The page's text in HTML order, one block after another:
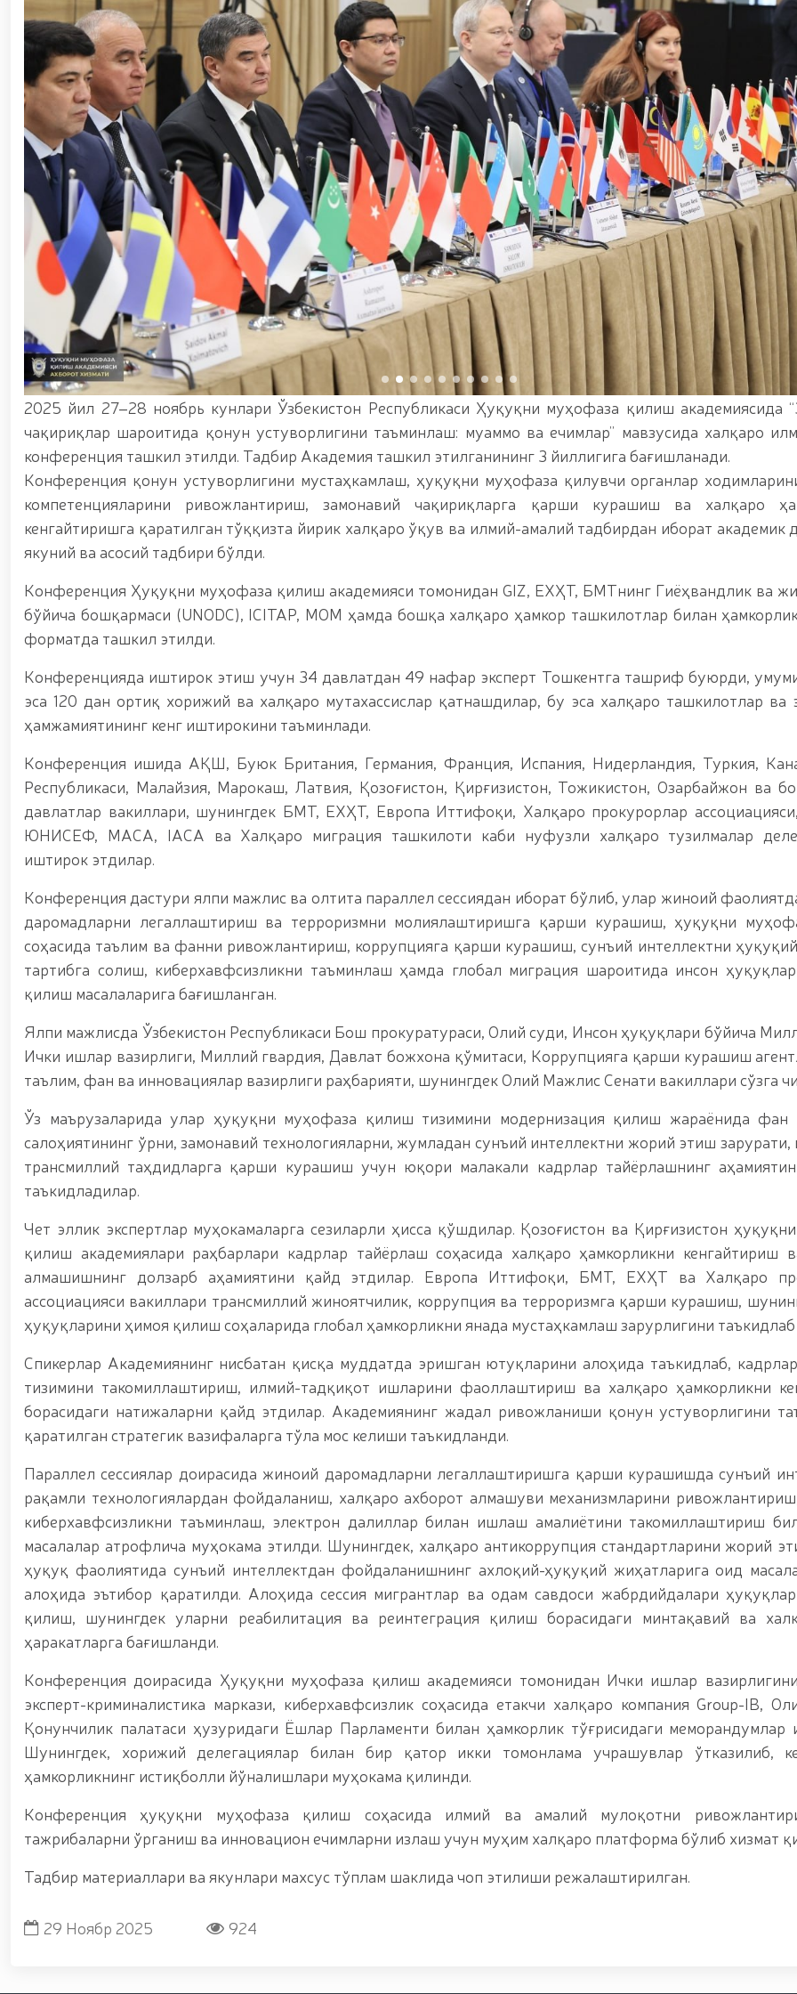
– миллий ғурур ва ватанпарварлик манбаи // Генерал-полковник B.Tashmatov Тошкент
яқиндан танишди. //Миллий гвардия қўмондони, генерал-полковник B.Tashmatov Сирдарё ва
“Ҳарбий таълим тизимида илм-фан ва педагогик технологияларни ривожлантириш
конференцияси ташкил этилди. // Миллий гвардия қўмондони генерал-полковник B.Tashmatov
оширди. // Самарқанд ва Бухоро вилояталарида хавфсиз муҳитни яратиш ва жамоат хавфсизлигини
оширилди. // Ёшлар сиёсатига оид устувор вазифалар доимий эътиборда. // Миллий гвардия
ҳуқуқни муҳофаза қилиш органларининг Қўл жанги федерацияси раиси этиб сайланди. // Миллий
жисмоний ва маънавий тайёргарлигини мустаҳкамлаш ҳамда замон талабларига мос
Тизим фидойилари ҳурмат ва эҳтиром билан нафақага кузатилди. // “Китобхон ҳарбий оилалар”
Ватанпарварлик ойлиги доирасидаги тадбирлар / / Тошкентда қидирувда бўлган шахс қўлга
Қуролли Кучларимиз ташкил этилганининг 34 йиллиги ва 14 январь – Ватан ҳимоячилари куни
ўтказилди / / Миллий гвардия қўмондонининг Ўзбекистон Республикаси Қуролли Кучлари ташкил
муносабати билан байрам табриги / / Ўзбекистон Республикаси Қуролли Кучлари ташкил
куни муносабати билан гвардиячилар хизмат бурчини бажариш чоғида қаҳрамонларча ҳалок
Марказий девони ҳудудида бунёд этилган ёдгорлик мажмуаси пойига гул қўйишиб, уларнинг
Республикаси Президентининг “Ўзбекистон Республикаси Қуролли Кучлари ташкил этилганининг 34
билан ҳарбий хизматчилар ва ҳуқуқни муҳофаза қилиш органлари ходимларидан бир гуруҳини
Шавкат Мирзиёев Хавфсизлик кенгашининг кенгайтирилган йиғилишини ўтказди / / Президент
барпо этилган йирик қувватли когенерация маркази фаолияти билан танишди (https://
маданият ва туризмнинг йирик марказига айланиб бораётган Тошкент (https://t.me/
андозаси асосида янада ривожлантирилади / / Маънавий-маърифий семинар-тренинг ўтказилди / /
томонидан (ҳттпс://телегра.пҳ/Қорақалпог%СА%ББистон-Республикасида-гвардиячилари-
ноқонуний-равишда-олиб-кетаётган-12-16), Қизил китобга киритилган ўсимликни ноқонуний
шаҳрида гвардиячилар томонидан сертификатланмаган пиротехника воситалари (https://
sertifikatlanmagan-pirotexnika-buyumlari-olib-qoyildi-12-15) олиб қўйилди / / Фарғона вилоятида
(https://telegra.ph/Fargona-viloyatida-pirotexnika-buyumlarining-noqonuniy-muomalasiga-chek-
Ихтисослаштирилган ўқув марказида навбатдаги тингловчилар учун сертификат топшириш
мажмуасида “Ўзбекистон отлари” нуфузли кўргазмаси юқори савияда бўлиб ўтди. // Миллий
кириш истагини билдирган номзодларни саралаб олиш жараёнлари давом этмоқда / / Давлатимиз
чиқиш борасида олимпия ва паралимпия ҳаракати йўналишида белгилаб берган вазифалари
раислигида, камондан (паракамондан) отиш мураббийлари иштирокидаги Конференция
бошқармаси аёл ҳарбий хизматчилари Ҳуқуқни муҳофаза қилувчи органлар ходималари ўртасида
биринчи ўринни эгаллашди / / Олий Мажлис Сенатининг қўмита раиси ва Миллий гвардия Жамоат
очиқ мулоқот / / Миллий гвардия Темурбеклар мактаби ўқувчилари билан “Дронлардан
кўргазмали машғулот ташкил этилди / / Миллий гвардия Тошкент минтақавий ўқув марказида
аппаратларини қўллаш истиқболлари” мавзусида Республика илмий-амалий семинари ўтказилди /
вақтида жамоат тартиби ҳамда фуқаролар хавфсизлиги таъминланад / / Ўзбекистон
қатнашчиларини рағбатлантириш тўғрисида"ги
2025 йил 27–28 ноябрь кунлари Ўзбекистон Республикаси Ҳуқуқни муҳофаза қилиш академиясида
чақириқлар шароитида қонун устуворлигини таъминлаш: муаммо ва ечимлар” мавзусида халқаро
конференция ташкил этилди. Тадбир Академия ташкил этилганининг 3 йиллигига бағишланади.
Конференция қонун устуворлигини мустаҳкамлаш, ҳуқуқни муҳофаза қилувчи органлар
компетенцияларини ривожлантириш, замонавий чақириқларга қарши курашиш ва халқаро
кенгайтиришга қаратилган тўққизта йирик халқаро ўқув ва илмий-амалий тадбирдан иборат академик
якуний ва асосий тадбири бўлди.
Конференция Ҳуқуқни муҳофаза қилиш академияси томонидан GIZ, ЕХҲТ, БМТнинг Гиёҳвандлик ва
бўйича бошқармаси (UNODC), ICITAP, МОМ ҳамда бошқа халқаро ҳамкор ташкилотлар билан
форматда ташкил этилди.
Конференцияда иштирок этиш учун 34 давлатдан 49 нафар эксперт Тошкентга ташриф буюрди,
эса 120 дан ортиқ хорижий ва халқаро мутахассислар қатнашдилар, бу эса халқаро ташкилотлар ва
ҳамжамиятининг кенг иштирокини таъминлади.
Конференция ишида АҚШ, Буюк Британия, Германия, Франция, Испания, Нидерландия, Туркия,
Республикаси, Малайзия, Марокаш, Латвия, Қозоғистон, Қирғизистон, Тожикистон, Озарбайжон ва
давлатлар вакиллари, шунингдек БМТ, ЕХҲТ, Европа Иттифоқи, Халқаро прокурорлар
ЮНИСЕФ, МАСА, IACA ва Халқаро миграция ташкилоти каби нуфузли халқаро тузилмалар
иштирок этдилар.
Конференция дастури ялпи мажлис ва олтита параллел сессиядан иборат бўлиб, улар жиноий
даромадларни легаллаштириш ва терроризмни молиялаштиришга қарши курашиш, ҳуқуқни
соҳасида таълим ва фанни ривожлантириш, коррупцияга қарши курашиш, сунъий интеллектни
тартибга солиш, киберхавфсизликни таъминлаш ҳамда глобал миграция шароитида инсон
қилиш масалаларига бағишланган.
Ялпи мажлисда Ўзбекистон Республикаси Бош прокуратураси, Олий суди, Инсон ҳуқуқлари бўйича
Ички ишлар вазирлиги, Миллий гвардия, Давлат божхона қўмитаси, Коррупцияга қарши курашиш
таълим, фан ва инновациялар вазирлиги раҳбарияти, шунингдек Олий Мажлис Сенати вакиллари сўзга
Ўз маърузаларида улар ҳуқуқни муҳофаза қилиш тизимини модернизация қилиш жараёнида фан
салоҳиятининг ўрни, замонавий технологияларни, жумладан сунъий интеллектни жорий этиш
трансмиллий таҳдидларга қарши курашиш учун юқори малакали кадрлар тайёрлашнинг
таъкидладилар.
Чет эллик экспертлар муҳокамаларга сезиларли ҳисса қўшдилар. Қозоғистон ва Қирғизистон
қилиш академиялари раҳбарлари кадрлар тайёрлаш соҳасида халқаро ҳамкорликни кенгайтириш
алмашишнинг долзарб аҳамиятини қайд этдилар. Европа Иттифоқи, БМТ, ЕХҲТ ва Халқаро
ассоциацияси вакиллари трансмиллий жиноятчилик, коррупция ва терроризмга қарши курашиш,
ҳуқуқларини ҳимоя қилиш соҳаларида глобал ҳамкорликни янада мустаҳкамлаш зарурлигини
Спикерлар Академиянинг нисбатан қисқа муддатда эришган ютуқларини алоҳида таъкидлаб,
тизимини такомиллаштириш, илмий-тадқиқот ишларини фаоллаштириш ва халқаро ҳамкорликни
борасидаги натижаларни қайд этдилар. Академиянинг жадал ривожланиши қонун устуворлигини
қаратилган стратегик вазифаларга тўла мос келиши таъкидланди.
Параллел сессиялар доирасида жиноий даромадларни легаллаштиришга қарши курашишда сунъий
рақамли технологиялардан фойдаланиш, халқаро ахборот алмашуви механизмларини
киберхавфсизликни таъминлаш, электрон далиллар билан ишлаш амалиётини такомиллаштириш
масалалар атрофлича муҳокама этилди. Шунингдек, халқаро антикоррупция стандартларини жорий
ҳуқуқ фаолиятида сунъий интеллектдан фойдаланишнинг ахлоқий-ҳуқуқий жиҳатларига оид
алоҳида эътибор қаратилди. Алоҳида сессия мигрантлар ва одам савдоси жабрдийдалари
қилиш, шунингдек уларни реабилитация ва реинтеграция қилиш борасидаги минтақавий ва
ҳаракатларга бағишланди.
Конференция доирасида Ҳуқуқни муҳофаза қилиш академияси томонидан Ички ишлар
эксперт-криминалистика маркази, киберхавфсизлик соҳасида етакчи халқаро компания Group-IB,
Қонунчилик палатаси ҳузуридаги Ёшлар Парламенти билан ҳамкорлик тўғрисидаги меморандумлар
Шунингдек, хорижий делегациялар билан бир қатор икки томонлама учрашувлар ўтказилиб,
ҳамкорликнинг истиқболли йўналишлари муҳокама қилинди.
Конференция ҳуқуқни муҳофаза қилиш соҳасида илмий ва амалий мулоқотни
тажрибаларни ўрганиш ва инновацион ечимларни излаш учун муҳим халқаро платформа бўлиб хизмат
Тадбир материаллари ва якунлари махсус тўплам шаклида чоп этилиши режалаштирилган.
29 Ноябр 2025 924